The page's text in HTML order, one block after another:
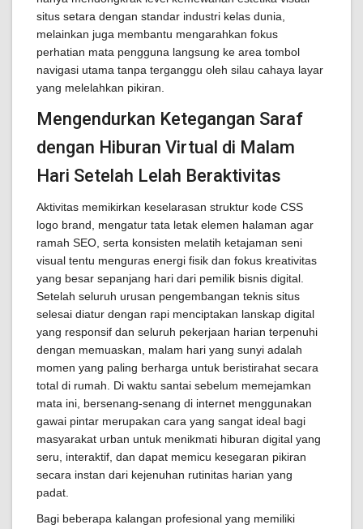
situs setara dengan standar industri kelas dunia,
melainkan juga membantu mengarahkan fokus
perhatian mata pengguna langsung ke area tombol
navigasi utama tanpa terganggu oleh silau cahaya layar
yang melelahkan pikiran.
Mengendurkan Ketegangan Saraf
dengan Hiburan Virtual di Malam
Hari Setelah Lelah Beraktivitas
Aktivitas memikirkan keselarasan struktur kode CSS
logo brand, mengatur tata letak elemen halaman agar
ramah SEO, serta konsisten melatih ketajaman seni
visual tentu menguras energi fisik dan fokus kreativitas
yang besar sepanjang hari dari pemilik bisnis digital.
Setelah seluruh urusan pengembangan teknis situs
selesai diatur dengan rapi menciptakan lanskap digital
yang responsif dan seluruh pekerjaan harian terpenuhi
dengan memuaskan, malam hari yang sunyi adalah
momen yang paling berharga untuk beristirahat secara
total di rumah. Di waktu santai sebelum memejamkan
mata ini, bersenang-senang di internet menggunakan
gawai pintar merupakan cara yang sangat ideal bagi
masyarakat urban untuk menikmati hiburan digital yang
seru, interaktif, dan dapat memicu kesegaran pikiran
secara instan dari kejenuhan rutinitas harian yang
padat.
Bagi beberapa kalangan profesional yang memiliki